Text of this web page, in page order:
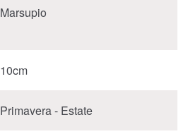
Marsupio
10cm
Primavera - Estate